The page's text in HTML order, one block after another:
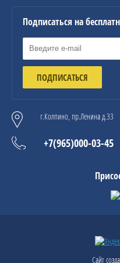
Подписаться на
ПОДПИСАТЬСЯ
г.Колпино, пр.Ленина д.33
+7(965)000-03-45
Сайт